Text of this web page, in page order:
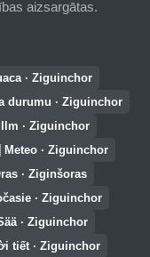
aizsargātas.
· Ziguinchor
durumu · Ziguinchor
Ilm · Ziguinchor
Meteo · Ziguinchor
· Ziginšoras
· Ziguinchor
· Ziguinchor
tiết · Ziguinchor